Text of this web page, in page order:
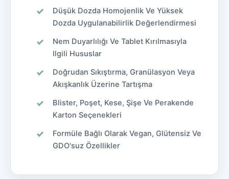
Düşük Dozda Homojenlik Ve Yüksek
Dozda Uygulanabilirlik Değerlendirmesi
Nem Duyarlılığı Ve Tablet Kırılmasıyla
Ilgili Hususlar
Doğrudan Sıkıştırma, Granülasyon Veya
Akışkanlık Üzerine Tartışma
Blister, Poşet, Kese, Şişe Ve Perakende
Karton Seçenekleri
Formüle Bağlı Olarak Vegan, Glütensiz Ve
GDO'suz Özellikler